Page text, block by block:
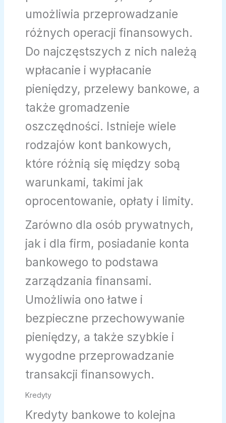
umożliwia przeprowadzanie
różnych operacji finansowych.
Do najczęstszych z nich należą
wpłacanie i wypłacanie
pieniędzy, przelewy bankowe, a
także gromadzenie
oszczędności. Istnieje wiele
rodzajów kont bankowych,
które różnią się między sobą
warunkami, takimi jak
oprocentowanie, opłaty i limity.
Zarówno dla osób prywatnych,
jak i dla firm, posiadanie konta
bankowego to podstawa
zarządzania finansami.
Umożliwia ono łatwe i
bezpieczne przechowywanie
pieniędzy, a także szybkie i
wygodne przeprowadzanie
transakcji finansowych.
Kredyty
Kredyty bankowe to kolejna